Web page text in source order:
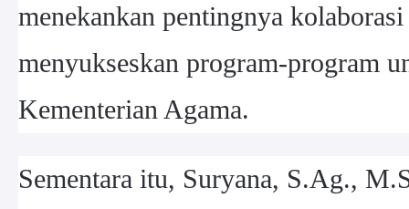
menekankan pentingnya
menyukseskan program-program
Kementerian Agama.
Sementara itu, Suryana, S.Ag.,